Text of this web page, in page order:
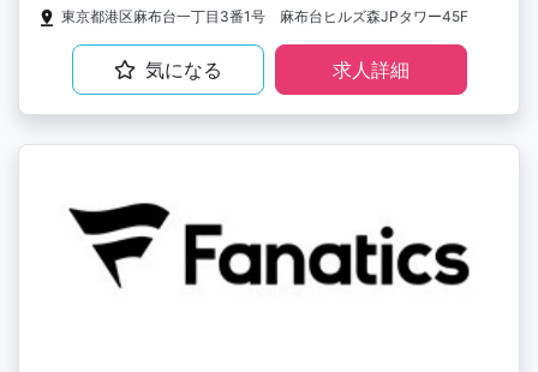
東京都港区麻布台一丁目3番1号 麻布台ヒルズ森JPタワー45F
気になる 求人詳細